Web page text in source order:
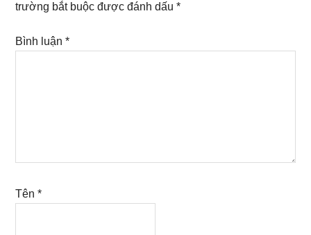
trường bắt buộc được đánh dấu*
Bình luận*
Tên*